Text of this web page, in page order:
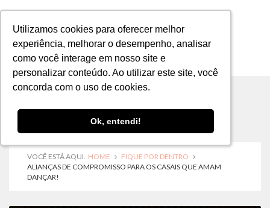
Utilizamos cookies para oferecer melhor
experiência, melhorar o desempenho, analisar
como você interage em nosso site e
personalizar conteúdo. Ao utilizar este site, você
concorda com o uso de cookies.
Ok, entendi!
Utilizamos cookies para oferecer melhor
experiência, melhorar o desempenho, analisar
como você interage em nosso site e
personalizar conteúdo. Ao utilizar este site, você
concorda com o uso de cookies.
Ok, entendi!
MENU
VOCÊ ESTÁ AQUI. HOME
FIQUE POR DENTRO
ALIANÇAS DE COMPROMISSO PARA OS CASAIS QUE AMAM
DANÇAR!